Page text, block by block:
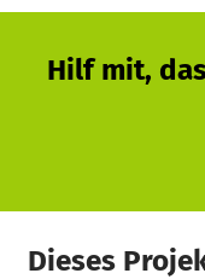
Hilf mit,
Dieses